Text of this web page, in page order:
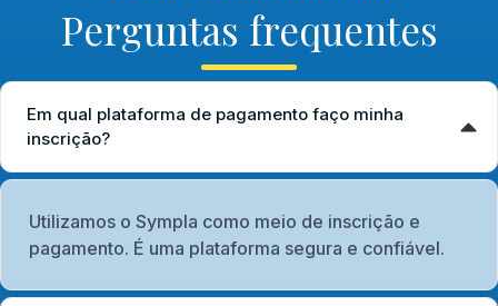
Perguntas frequentes
Em qual plataforma de pagamento faço minha
inscrição?
Utilizamos o Sympla como meio de inscrição e
pagamento. É uma plataforma segura e confiável.